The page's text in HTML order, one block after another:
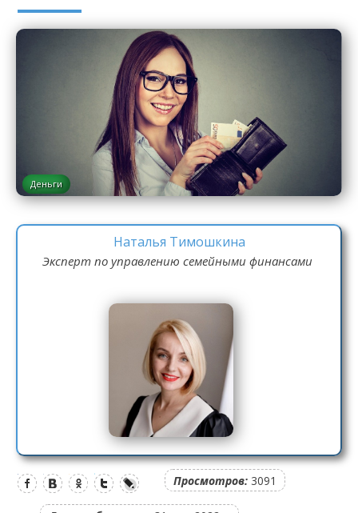
Деньги
Наталья Тимошкина
Эксперт по управлению семейными финансами
Просмотров: 3091